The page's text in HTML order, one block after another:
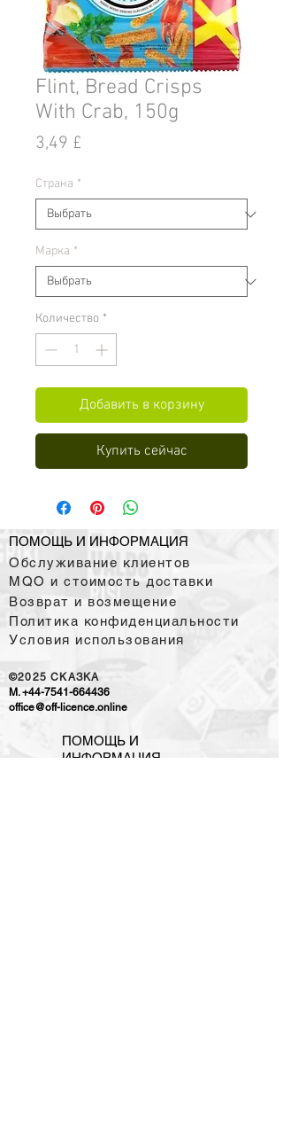
Flint, Bread Crisps
With Crab, 150g
3,49 £
Страна *
Марка *
Количество *
Добавить в корзину
Купить сейчас
ПОМОЩЬ И ИНФОРМАЦИЯ
Обслуживание клиентов
MQO и стоимость доставки
Возврат и возмещение
Политика конфиденциальности
Условия использования
©2025CKAЗKA
M.+44-7541-664436
office@off-licence.online
ПОМОЩЬ И
ИНФОРМАЦИЯ